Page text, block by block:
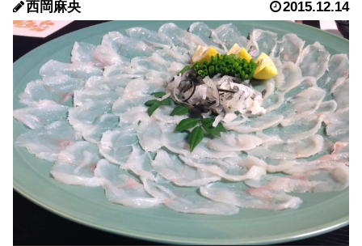
西岡麻央 2015.12.14